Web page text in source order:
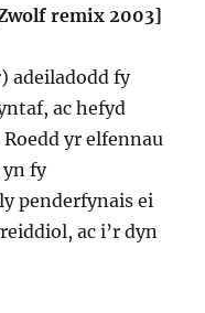
remix 2003]
adeiladodd fy
ac hefyd
yr elfennau
yn fy
penderfynais ei
ac i’r dyn